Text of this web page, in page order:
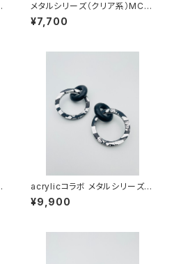
メタルシリーズ（クリア系）MC-
SS23003
¥7,700
acrylicコラボ メタルシリーズ
（ブラック系）AMB-MM24004
¥9,900